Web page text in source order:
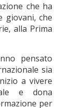
che ha
giovani, che
alla Prima
pensato
sia
a vivere
e dona
per